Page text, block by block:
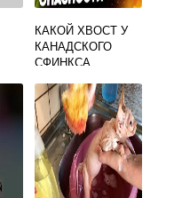
КАКОЙ ХВОСТ У
КАНАДСКОГО
СФИНКСА